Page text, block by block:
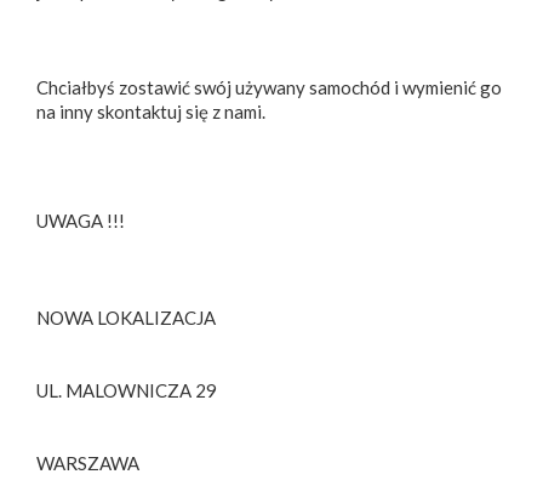
Chciałbyś zostawić swój używany samochód i wymienić go
na inny skontaktuj się z nami.
UWAGA !!!
NOWA LOKALIZACJA
UL. MALOWNICZA 29
WARSZAWA